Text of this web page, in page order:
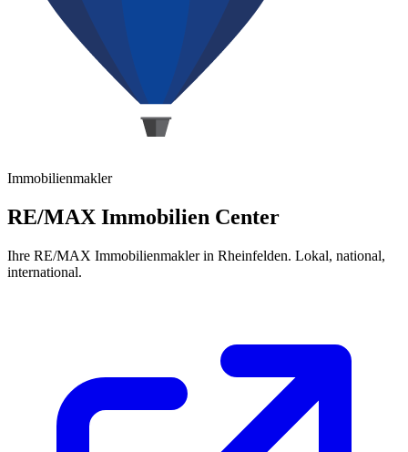
Immobilienmakler
RE/MAX Immobilien Center
Ihre RE/MAX Immobilienmakler in Rheinfelden. Lokal, national,
international.